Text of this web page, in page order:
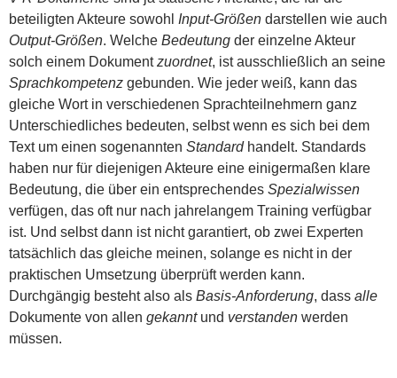
beteiligten Akteure sowohl Input-Größen darstellen wie auch
Output-Größen. Welche Bedeutung der einzelne Akteur
solch einem Dokumentzuordnet, ist ausschließlich an seine
Sprachkompetenz gebunden. Wie jeder weiß, kann das
gleiche Wort in verschiedenen Sprachteilnehmern ganz
Unterschiedliches bedeuten, selbst wenn es sich bei dem
Text um einen sogenannten Standardhandelt. Standards
haben nur für diejenigen Akteure eine einigermaßen klare
Bedeutung, die über ein entsprechendes Spezialwissen
verfügen, das oft nur nach jahrelangem Training verfügbar
ist. Und selbst dann ist nicht garantiert, ob zwei Experten
tatsächlich das gleiche meinen, solange es nicht in der
praktischen Umsetzung überprüft werden kann.
Durchgängig besteht also als Basis-Anforderung, dass alle
Dokumente von allen gekanntund verstanden werden
müssen.